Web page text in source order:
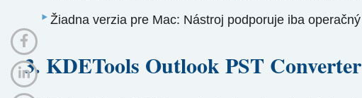
Žiadna verzia pre Mac: Nástroj podporuje iba
3. KDETools Outlook PST Converter